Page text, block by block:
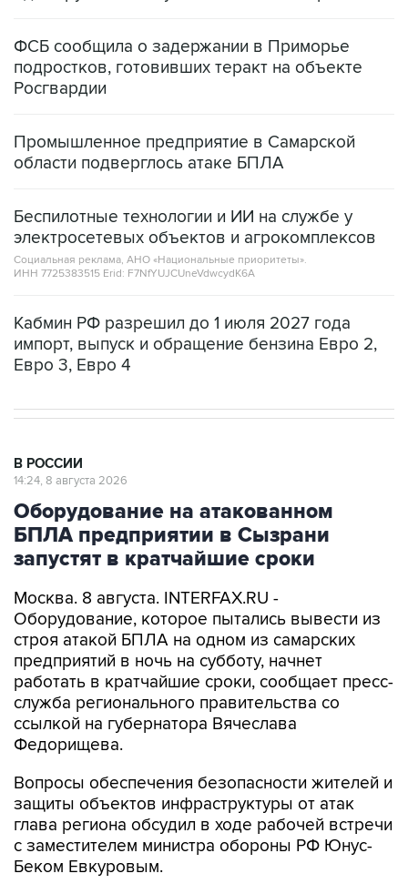
ФСБ сообщила о задержании в Приморье
подростков, готовивших теракт на объекте
Росгвардии
Промышленное предприятие в Самарской
области подверглось атаке БПЛА
Беспилотные технологии и ИИ на службе у
электросетевых объектов и агрокомплексов
Социальная реклама, АНО «Национальные приоритеты».
ИНН 7725383515 Erid: F7NfYUJCUneVdwcydK6A
Кабмин РФ разрешил до 1 июля 2027 года
импорт, выпуск и обращение бензина Евро 2,
Евро 3, Евро 4
В РОССИИ
14:24, 8 августа 2026
Оборудование на атакованном
БПЛА предприятии в Сызрани
запустят в кратчайшие сроки
Москва. 8 августа. INTERFAX.RU -
Оборудование, которое пытались вывести из
строя атакой БПЛА на одном из самарских
предприятий в ночь на субботу, начнет
работать в кратчайшие сроки, сообщает пресс-
служба регионального правительства со
ссылкой на губернатора Вячеслава
Федорищева.
Вопросы обеспечения безопасности жителей и
защиты объектов инфраструктуры от атак
глава региона обсудил в ходе рабочей встречи
с заместителем министра обороны РФ Юнус-
Беком Евкуровым.